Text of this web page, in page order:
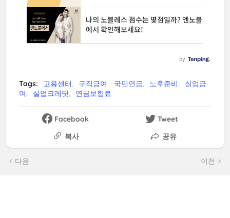
Tags: 고용센터 구직급여 국민연금 노후준비
실업급
여
실업크레딧 연금보험료
Facebook
Tweet
복사
공유
다음 이전